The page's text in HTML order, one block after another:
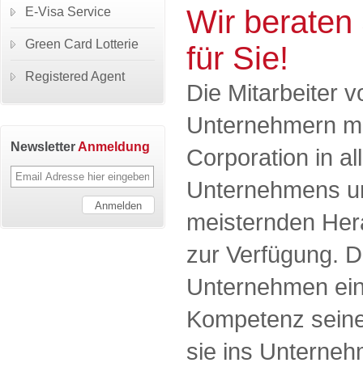
Wir
für Sie!
Die Mitarbeiter
Unternehmern
Corporation in
Unternehmens
meisternden
zur Verfügung.
Unternehmen
Kompetenz
sie ins
E-Visa Service
Green Card Lotterie
Registered Agent
NewsletterAnmeldung